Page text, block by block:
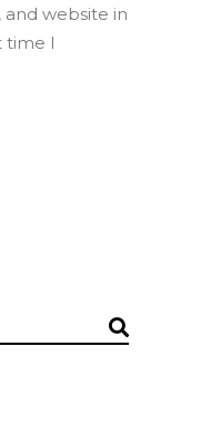
and website in
time I